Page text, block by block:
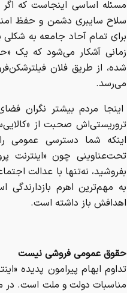
مسئله اساسی اینجاست که
سلاح سایبری دشمن و حفظ
برای تمام آحاد جامعه به
زمانی آشکار می‌شود که یک
شده، از طریق فلان
می‌رسد.
اینجا مردم بیشتر نگران
تروریستی‌اش صحبت از
اینکه شما دسترسی
تحت‌عناوینی چون «اینترنت
بفروشید، نه‌تنها با عدالت
به مهم‌ترین اهرم
اهدافش باز داشته است.
حقوق عمومی فروشی نیست
تداوم ابهام پیرامون پدیده